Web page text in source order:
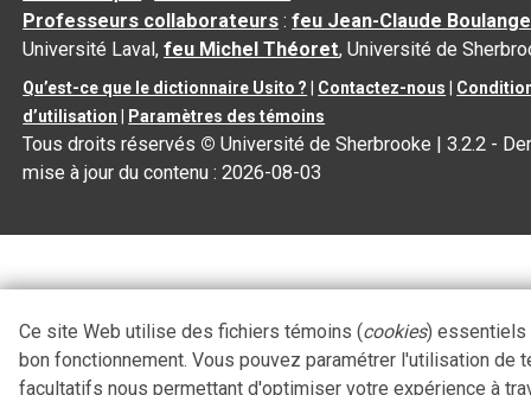
Professeurs collaborateurs :feu Jean-Claude
Université Laval,feu Michel Théoret, Université de
Qu’est-ce que le dictionnaire Usito ? Contactez-nous
d’utilisation
Paramètres des témoins
Tous droits réservés © Université de Sherbrooke |3.2.2 -
mise à jour du contenu :2026-08-03
Ce site Web utilise des fichiers témoins (cookies) essentiels
bon fonctionnement. Vous pouvez paramétrer l'utilisation de
facultatifs nous permettant d'optimiser votre expérience à